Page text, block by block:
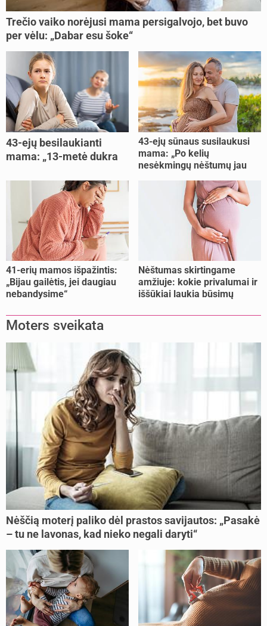
Trečio vaiko norėjusi mama persigalvojo, bet buvo
per vėlu: „Dabar esu šoke“
43-ejų besilaukianti
mama: „13-metė dukra
43-ejų sūnaus susilaukusi
mama: „Po kelių
nesėkmingų nėštumų jau
41-erių mamos išpažintis:
„Bijau gailėtis, jei daugiau
nebandysime“
Nėštumas skirtingame
amžiuje: kokie privalumai ir
iššūkiai laukia būsimų
Moters sveikata
Nėščią moterį paliko dėl prastos savijautos: „Pasakė
– tu ne lavonas, kad nieko negali daryti“